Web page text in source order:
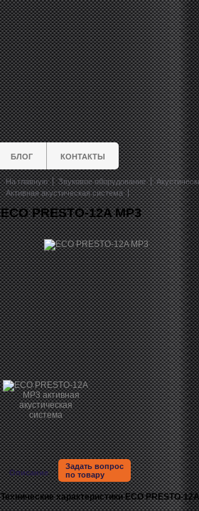
БЛОГ КОНТАКТЫ
На главную Звуковое оборудование
Активная акустическая система
ECO PRESTO-12A MP3
Описание
Задать вопрос
по товару
Технические характеристики ECO PRESTO-